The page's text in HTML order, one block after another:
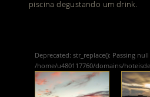
piscina degustando um drink.
Deprecated: str_replace(): Passing
/home/u480117760/domains/